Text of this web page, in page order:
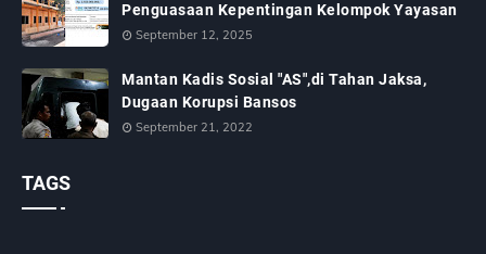
Penguasaan Kepentingan Kelompok Yayasan
September 12, 2025
Mantan Kadis Sosial "AS",di Tahan Jaksa,
Dugaan Korupsi Bansos
September 21, 2022
TAGS